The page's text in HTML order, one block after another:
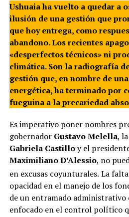
Ushuaia ha vuelto a quedar a
ilusión de una gestión que
que hoy entrega, como
abandono. Los recientes
«desperfectos técnicos» ni
climática. Son la radiografía
gestión que, en nombre de
energética, ha terminado por
fueguina a la precariedad
Es imperativo poner nombres
gobernador Gustavo Melella,
Gabriela Castilloy el
Maximiliano D’Alessio, no
en excusas coyunturales. La
opacidad en el manejo de los
de un entramado administrativo
enfocado en el control político